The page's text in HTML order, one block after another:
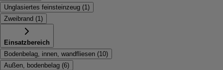
Unglasiertes feinsteinzeug (1 )
Zweibrand (1 )
Einsatzbereich
Bodenbelag, innen, wandfliesen (10)
Außen, bodenbelag (6)